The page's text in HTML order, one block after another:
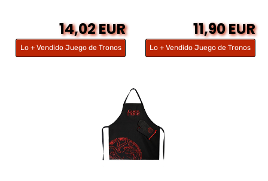
14,02 EUR
Lo + Vendido Juego de Tronos
11,90 EUR
Lo + Vendido Juego de Tronos